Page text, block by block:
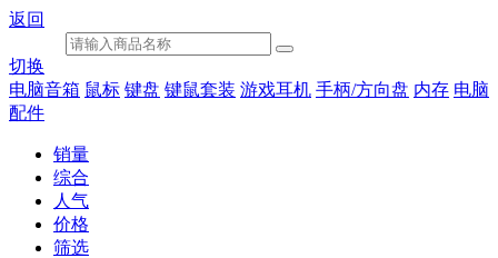
返回
切换
电脑音箱 鼠标 键盘 键鼠套装 游戏耳机 手柄/方向盘 内存 电脑
配件
销量
综合
人气
价格
筛选